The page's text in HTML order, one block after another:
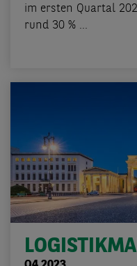
im ersten Quartal
rund 30 % ...